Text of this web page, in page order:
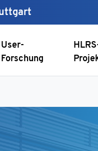
User-
Forschung